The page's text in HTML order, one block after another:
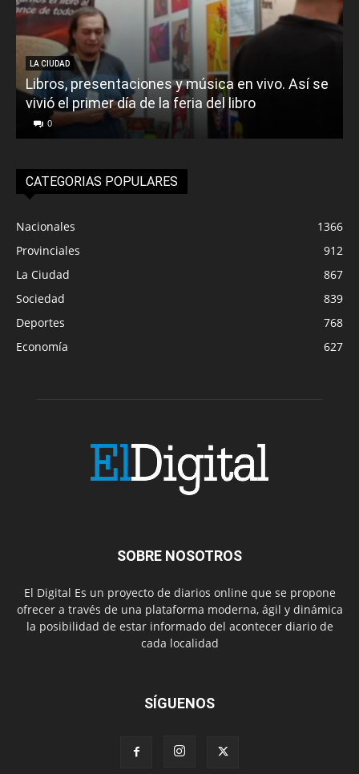
LA CIUDAD
Libros, presentaciones y música en vivo. Así se
vivió el primer día de la feria del libro
0
CATEGORIAS POPULARES
Nacionales
1366
Provinciales
912
La Ciudad
867
Sociedad
839
Deportes
768
Economía
627
SOBRE NOSOTROS
El Digital Es un proyecto de diarios online que se propone
ofrecer a través de una plataforma moderna, ágil y dinámica
la posibilidad de estar informado del acontecer diario de
cada localidad
SÍGUENOS